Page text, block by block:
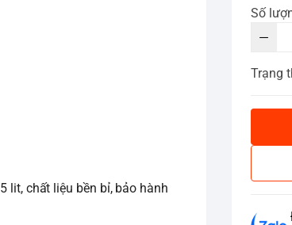
Số
Trạng
lit, chất liệu bền bỉ, bảo hành